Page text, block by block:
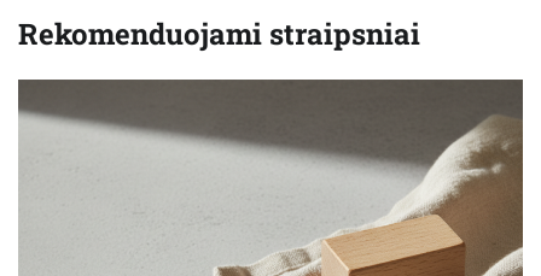
Rekomenduojami straipsniai